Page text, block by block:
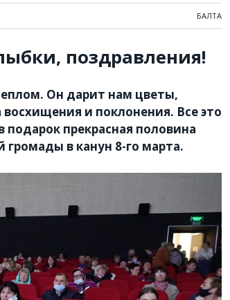
БАЛТА
поздравления!
Он дарит нам цветы,
и поклонения. Все это
прекрасная половина
в канун 8-го марта.